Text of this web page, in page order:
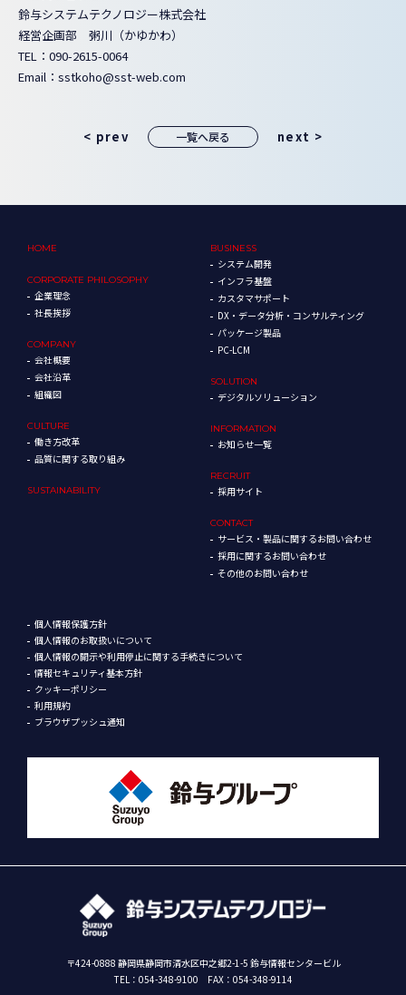
鈴与システムテクノロジー株式会社
経営企画部 粥川（かゆかわ）
TEL：090-2615-0064
Email：sstkoho@sst-web.com
< prev 一覧へ戻る next >
HOME
CORPORATE PHILOSOPHY
企業理念
社長挨拶
COMPANY
会社概要
会社沿革
組織図
CULTURE
働き方改革
品質に関する取り組み
SUSTAINABILITY
BUSINESS
システム開発
インフラ基盤
カスタマサポート
DX・データ分析・コンサルティング
パッケージ製品
PC-LCM
SOLUTION
デジタルソリューション
INFORMATION
お知らせ一覧
RECRUIT
採用サイト
CONTACT
サービス・製品に関するお問い合わせ
採用に関するお問い合わせ
その他のお問い合わせ
個人情報保護方針
個人情報のお取扱いについて
個人情報の開示や利用停止に関する手続きについて
情報セキュリティ基本方針
クッキーポリシー
利用規約
ブラウザプッシュ通知
〒424-0888 静岡県静岡市清水区中之郷2-1-5 鈴与情報センタービル
TEL： 054-348-9100 FAX：054-348-9114